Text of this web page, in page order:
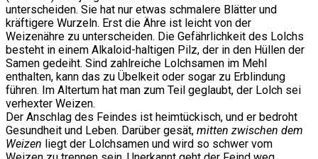
unterscheiden. Sie hat nur etwas schmalere Blätter und
kräftigere Wurzeln. Erst die Ähre ist leicht von der
Weizenähre zu unterscheiden. Die Gefährlichkeit des Lolchs
besteht in einem Alkaloid-haltigen Pilz, der in den Hüllen der
Samen gedeiht. Sind zahlreiche Lolchsamen im Mehl
enthalten, kann das zu Übelkeit oder sogar zu Erblindung
führen. Im Altertum hat man zum Teil geglaubt, der Lolch sei
verhexter Weizen.
Der Anschlag des Feindes ist heimtückisch, und er bedroht
Gesundheit und Leben. Darüber gesät, mitten zwischen dem
Weizen liegt der Lolchsamen und wird so schwer vom